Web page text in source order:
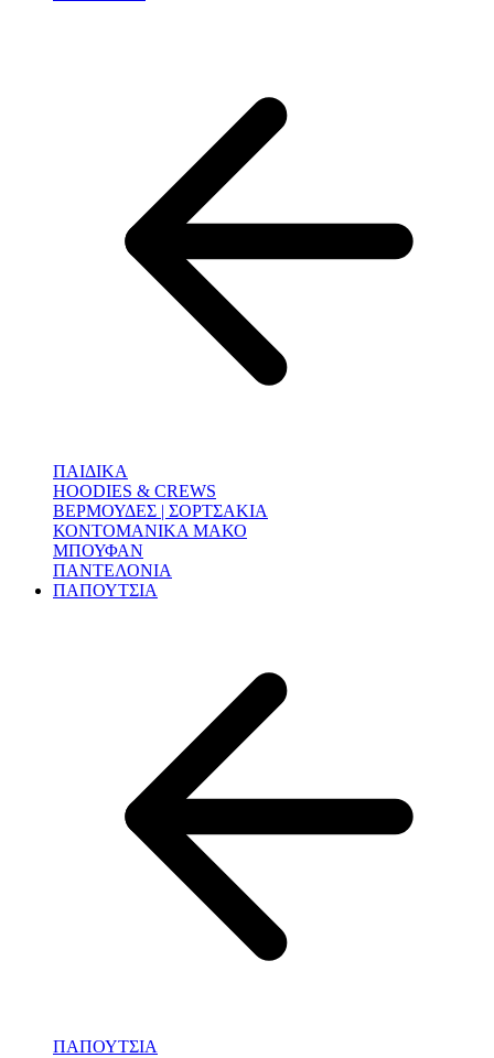
ΠΑΙΔΙΚΑ
HOODIES & CREWS
ΒΕΡΜΟΥΔΕΣ | ΣΟΡΤΣΑΚΙΑ
ΚΟΝΤΟΜΑΝΙΚΑ ΜΑΚΟ
ΜΠΟΥΦΑΝ
ΠΑΝΤΕΛΟΝΙΑ
ΠΑΠΟΥΤΣΙΑ
ΠΑΠΟΥΤΣΙΑ